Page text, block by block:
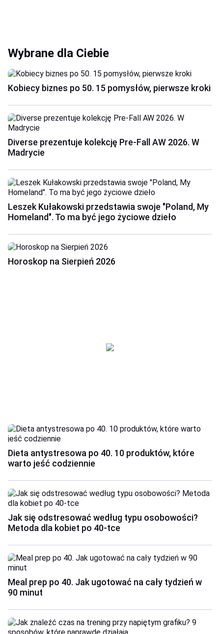
Wybrane dla Ciebie
Kobiecy biznes po 50. 15 pomysłów, pierwsze kroki
Diverse prezentuje kolekcję Pre-Fall AW 2026. W
Madrycie
Leszek Kułakowski przedstawia swoje "Poland, My
Homeland". To ma być jego życiowe dzieło
Horoskop na Sierpień 2026
Dieta antystresowa po 40. 10 produktów, które
warto jeść codziennie
Jak się odstresować według typu osobowości?
Metoda dla kobiet po 40-tce
Meal prep po 40. Jak ugotować na cały tydzień w
90 minut